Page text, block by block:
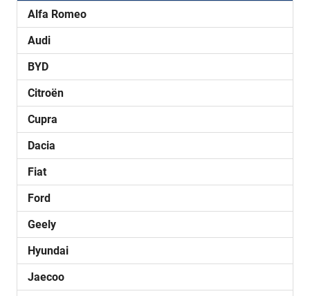
Alfa Romeo
Audi
BYD
Citroën
Cupra
Dacia
Fiat
Ford
Geely
Hyundai
Jaecoo